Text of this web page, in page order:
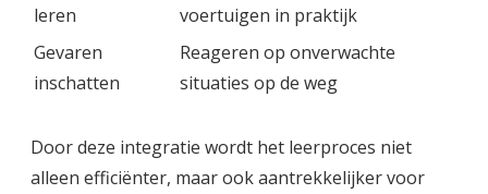
leren
voertuigen in praktijk
Gevaren
inschatten
Reageren op onverwachte
situaties op de weg
Door deze integratie wordt het leerproces niet
alleen efficiënter, maar ook aantrekkelijker voor